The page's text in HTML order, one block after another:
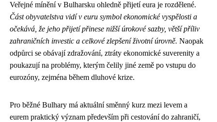
Veřejné mínění v Bulharsku ohledně přijetí eura je rozdělené.
Část obyvatelstva vidí v euru symbol ekonomické vyspělosti a
očekává, že jeho přijetí přinese nižší úrokové sazby, větší příliv
zahraničních investic a celkové zlepšení životní úrovně. Naopak
odpůrci se obávají zdražování, ztráty ekonomické suverenity a
poukazují na problémy, kterým čelily jiné země po vstupu do
eurozóny, zejména během dluhové krize.
Pro běžné Bulhary má aktuální směnný kurz mezi levem a
eurem praktický význam především při cestování do zahraničí,